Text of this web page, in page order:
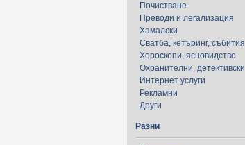
Почистване
Преводи и легализация
Хамалски
Сватба, кетъринг, събития
Хороскопи, ясновидство
Охранителни, детективски
Интернет услуги
Рекламни
Други
Разни